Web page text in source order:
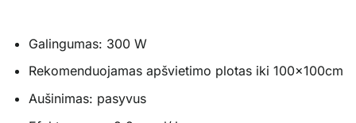
Galingumas: 300 W
Rekomenduojamas apšvietimo plotas iki 100x100cm
Aušinimas: pasyvus